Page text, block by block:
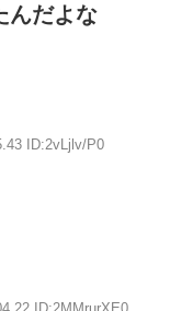
んだよな
ID:2vLjlv/P0